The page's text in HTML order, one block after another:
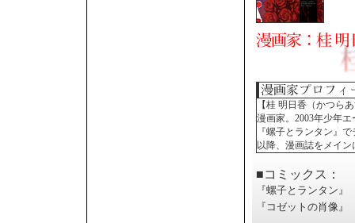
【桂 明日香（かつら
漫画家。2003年少年
『螺子とランタン』
以降、漫画誌をメイン
■コミックス：
『螺子とランタン』
『コゼットの肖像』